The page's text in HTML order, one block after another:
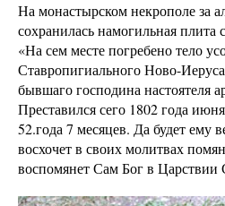
На монастырском некрополе за
сохранилась намогильная плита
«На сем месте погребено тело
Ставропигиального Ново-
бывшаго господина настоятеля
Преставился сего 1802 года
52.года 7 месяцев. Да будет ему
восхочет в своих молитвах
воспомянет Сам Бог в